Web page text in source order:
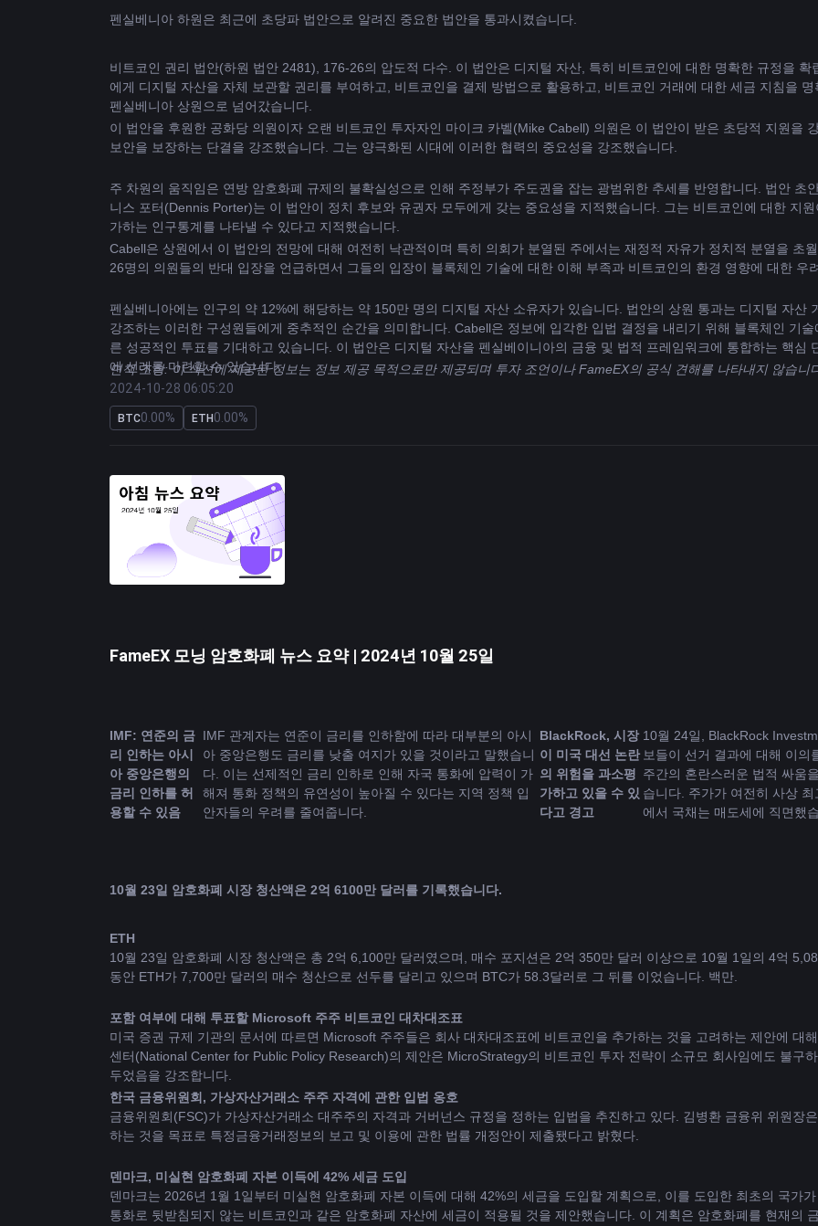
비트코인 권리 법안(하원 법안 2481), 176-26의 압도적 다수. 이 법안은 디지털 자산, 특히 비트코인에 대한 명확한 규정을
에게 디지털 자산을 자체 보관할 권리를 부여하고, 비트코인을 결제 방법으로 활용하고, 비트코인 ​​거래에 대한 세금 지침을
펜실베니아 상원으로 넘어갔습니다.
이 법안을 후원한 공화당 의원이자 오랜 비트코인 ​​투자자인 마이크 카벨(Mike Cabell) 의원은 이 법안이 받은 초당적 지원을
보안을 보장하는 단결을 강조했습니다. 그는 양극화된 시대에 이러한 협력의 중요성을 강조했습니다.
주 차원의 움직임은 연방 암호화폐 규제의 불확실성으로 인해 주정부가 주도권을 잡는 광범위한 추세를 반영합니다. 법안 초
니스 포터(Dennis Porter)는 이 법안이 정치 후보와 유권자 모두에게 갖는 중요성을 지적했습니다. 그는 비트코인에 대한 지
가하는 인구통계를 나타낼 수 있다고 지적했습니다.
Cabell은 상원에서 이 법안의 전망에 대해 여전히 낙관적이며 특히 의회가 분열된 주에서는 재정적 자유가 정치적 분열을 초
26명의 의원들의 반대 입장을 언급하면서 그들의 입장이 블록체인 기술에 대한 이해 부족과 비트코인의 환경 영향에 대한 우
펜실베니아에는 인구의 약 12%에 해당하는 약 150만 명의 디지털 자산 소유자가 있습니다. 법안의 상원 통과는 디지털 자산
강조하는 이러한 구성원들에게 중추적인 순간을 의미합니다. Cabell은 정보에 입각한 입법 결정을 내리기 위해 블록체인 기
른 성공적인 투표를 기대하고 있습니다. 이 법안은 디지털 자산을 펜실베이니아의 금융 및 법적 프레임워크에 통합하는 핵심
에 선례를 마련할 수 있습니다.
면책 조항: 이 섹션에 제공된 정보는 정보 제공 목적으로만 제공되며 투자 조언이나 FameEX의 공식 견해를 나타내지 않습니
2024-10-28 06:05:20
BTC0.00% ETH0.00%
FameEX 모닝 암호화폐 뉴스 요약 | 2024년 10월 25일
IMF: 연준의 금
리 인하는 아시
아 중앙은행의
금리 인하를 허
용할 수 있음
IMF 관계자는 연준이 금리를 인하함에 따라 대부분의 아시
아 중앙은행도 금리를 낮출 여지가 있을 것이라고 말했습니
다. 이는 선제적인 금리 인하로 인해 자국 통화에 압력이 가
해져 통화 정책의 유연성이 높아질 수 있다는 지역 정책 입
안자들의 우려를 줄여줍니다.
BlackRock, 시장
이 미국 대선 논란
의 위험을 과소평
가하고 있을 수 있
다고 경고
10월 24일, BlackRock
보들이 선거 결과에 대해 이의
주간의 혼란스러운 법적 싸움
습니다. 주가가 여전히 사상
에서 국채는 매도세에 직면했
ETH
10월 23일 암호화폐 시장 청산액은 총 2억 6,100만 달러였으며, 매수 포지션은 2억 350만 달러 이상으로 10월 1일의 4억
동안 ETH가 7,700만 달러의 매수 청산으로 선두를 달리고 있으며 BTC가 58.3달러로 그 뒤를 이었습니다. 백만.
포함 여부에 대해 투표할 Microsoft 주주 비트코인 대차대조표
미국 증권 규제 기관의 문서에 따르면 Microsoft 주주들은 회사 대차대조표에 비트코인을 추가하는 것을 고려하는 제안에 대
센터(National Center for Public Policy Research)의 제안은 MicroStrategy의 비트코인 ​​투자 전략이 소규모 회사임에도 불구
두었음을 강조합니다.
한국 금융위원회, 가상자산거래소 주주 자격에 관한 입법 옹호
금융위원회(FSC)가 가상자산거래소 대주주의 자격과 거버넌스 규정을 정하는 입법을 추진하고 있다. 김병환 금융위 위원장
하는 것을 목표로 특정금융거래정보의 보고 및 이용에 관한 법률 개정안이 제출됐다고 밝혔다.
덴마크, 미실현 암호화폐 자본 이득에 42% 세금 도입
덴마크는 2026년 1월 1일부터 미실현 암호화폐 자본 이득에 대해 42%의 세금을 도입할 계획으로, 이를 도입한 최초의 국가
통화로 뒷받침되지 않는 비트코인과 같은 암호화폐 자산에 세금이 적용될 것을 제안했습니다. 이 계획은 암호화폐를 현재의